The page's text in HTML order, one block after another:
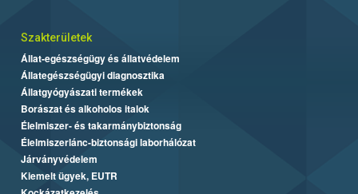
Szakterületek
Állat-egészségügy és állatvédelem
Állategészségügyi diagnosztika
Állatgyógyászati termékek
Borászat és alkoholos italok
Élelmiszer- és takarmánybiztonság
Élelmiszerlánc-biztonsági laborhálózat
Járványvédelem
Kiemelt ügyek, EUTR